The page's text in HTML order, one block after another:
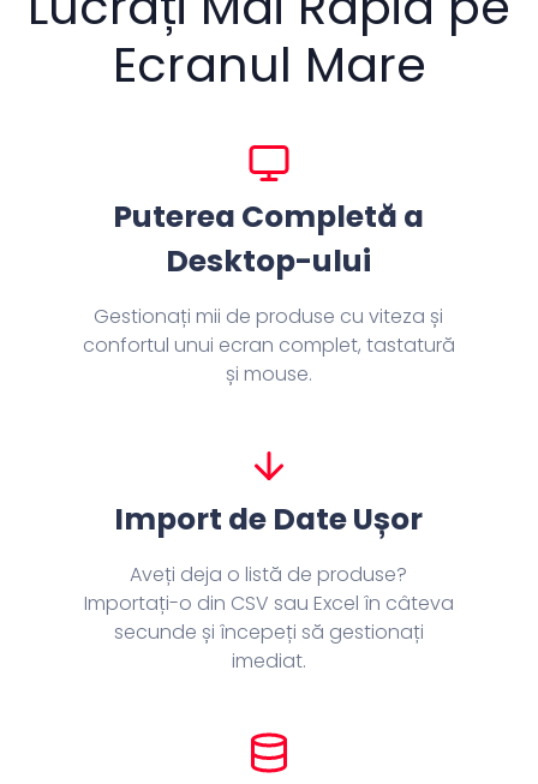
Ecranul Mare
Puterea Completă a
Desktop-ului
Gestionați mii de produse cu viteza și
confortul unui ecran complet, tastatură
și mouse.
Import de Date Ușor
Aveți deja o listă de produse?
Importați-o din CSV sau Excel în câteva
secunde și începeți să gestionați
imediat.